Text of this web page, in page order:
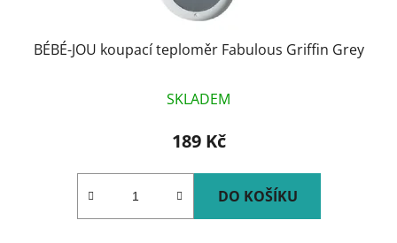
BÉBÉ-JOU koupací teploměr Fabulous Griffin Grey
SKLADEM
189 Kč
DO KOŠÍKU